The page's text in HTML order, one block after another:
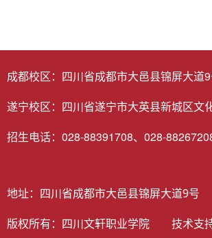
成都校区：四川省成都市大邑县锦屏大道
遂宁校区：四川省遂宁市大英县新城区文
招生电话：028-88391708、028-
地址：四川省成都市大邑县锦屏大
版权所有：四川文轩职业学院 技术支持